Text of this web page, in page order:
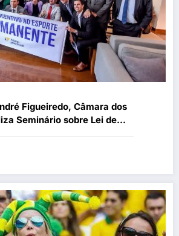
Figueiredo, Câmara dos
Seminário sobre Lei de
em Fortaleza